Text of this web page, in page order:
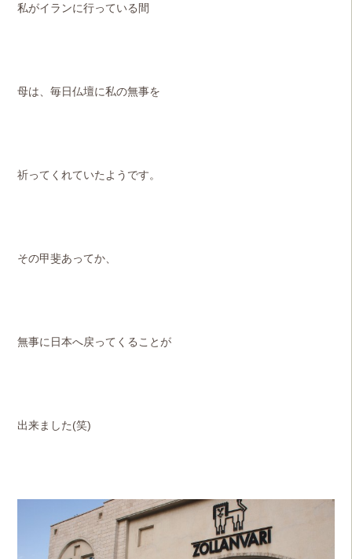
私がイランに行っている間
母は、毎日仏壇に私の無事を
祈ってくれていたようです。
その甲斐あってか、
無事に日本へ戻ってくることが
出来ました(笑)